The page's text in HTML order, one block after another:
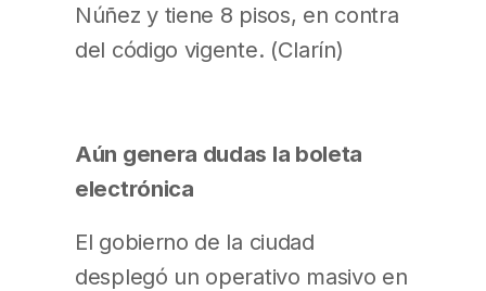
Núñez y tiene 8 pisos, en contra
del código vigente. (Clarín)
Aún genera dudas la boleta
electrónica
El gobierno de la ciudad
desplegó un operativo masivo en